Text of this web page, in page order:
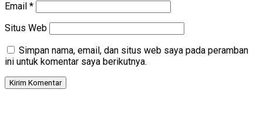
Email *
Situs Web
Simpan nama, email, dan situs web saya pada peramban
ini untuk komentar saya berikutnya.